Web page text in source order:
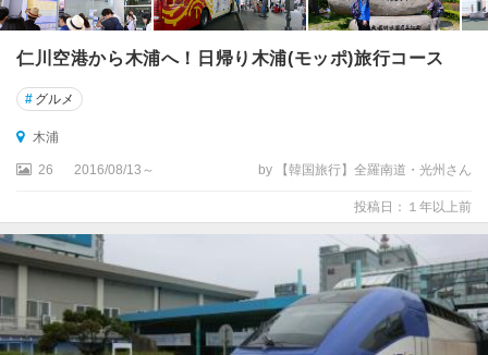
仁川空港から木浦へ！日帰り木浦(モッポ)旅行コース
# グルメ
木浦
26 2016/08/13～ by 【韓国旅行】全羅南道・光州さん
投稿日：１年以上前